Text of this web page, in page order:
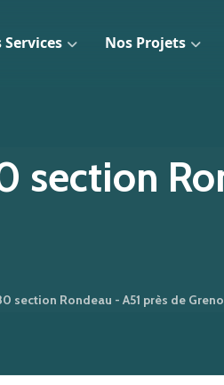
Services Nos Projets
section
section Rondeau - A51 près de